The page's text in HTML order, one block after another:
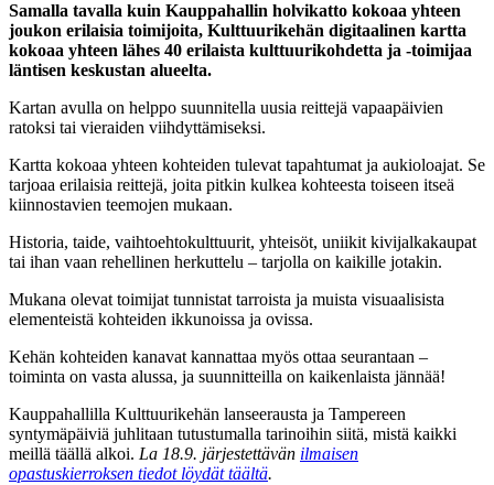
Samalla tavalla kuin Kauppahallin holvikatto kokoaa yhteen
joukon erilaisia toimijoita, Kulttuurikehän digitaalinen kartta
kokoaa yhteen lähes 40 erilaista kulttuurikohdetta ja -toimijaa
läntisen keskustan alueelta.
Kartan avulla on helppo suunnitella uusia reittejä vapaapäivien
ratoksi tai vieraiden viihdyttämiseksi.
Kartta kokoaa yhteen kohteiden tulevat tapahtumat ja aukioloajat. Se
tarjoaa erilaisia reittejä, joita pitkin kulkea kohteesta toiseen itseä
kiinnostavien teemojen mukaan.
Historia, taide, vaihtoehtokulttuurit, yhteisöt, uniikit kivijalkakaupat
tai ihan vaan rehellinen herkuttelu – tarjolla on kaikille jotakin.
Mukana olevat toimijat tunnistat tarroista ja muista visuaalisista
elementeistä kohteiden ikkunoissa ja ovissa.
Kehän kohteiden kanavat kannattaa myös ottaa seurantaan –
toiminta on vasta alussa, ja suunnitteilla on kaikenlaista jännää!
Kauppahallilla Kulttuurikehän lanseerausta ja Tampereen
syntymäpäiviä juhlitaan tutustumalla tarinoihin siitä, mistä kaikki
meillä täällä alkoi. La 18.9. järjestettävän ilmaisen
opastuskierroksen tiedot löydät täältä.